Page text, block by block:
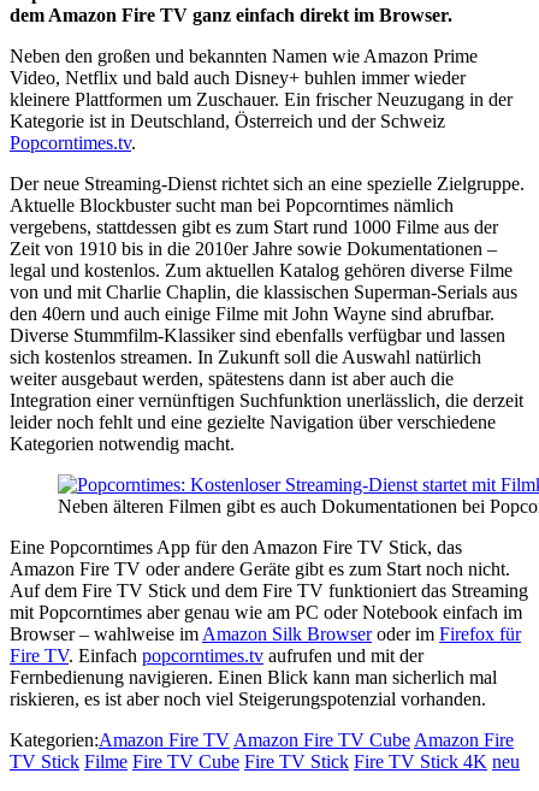
dem Amazon Fire TV ganz einfach direkt im Browser.
Neben den großen und bekannten Namen wie Amazon Prime
Video, Netflix und bald auch Disney+ buhlen immer wieder
kleinere Plattformen um Zuschauer. Ein frischer Neuzugang in der
Kategorie ist in Deutschland, Österreich und der Schweiz
Popcorntimes.tv.
Der neue Streaming-Dienst richtet sich an eine spezielle Zielgruppe.
Aktuelle Blockbuster sucht man bei Popcorntimes nämlich
vergebens, stattdessen gibt es zum Start rund 1000 Filme aus der
Zeit von 1910 bis in die 2010er Jahre sowie Dokumentationen –
legal und kostenlos. Zum aktuellen Katalog gehören diverse Filme
von und mit Charlie Chaplin, die klassischen Superman-Serials aus
den 40ern und auch einige Filme mit John Wayne sind abrufbar.
Diverse Stummfilm-Klassiker sind ebenfalls verfügbar und lassen
sich kostenlos streamen. In Zukunft soll die Auswahl natürlich
weiter ausgebaut werden, spätestens dann ist aber auch die
Integration einer vernünftigen Suchfunktion unerlässlich, die derzeit
leider noch fehlt und eine gezielte Navigation über verschiedene
Kategorien notwendig macht.
Neben älteren Filmen gibt es auch Dokumentationen bei
Eine Popcorntimes App für den Amazon Fire TV Stick, das
Amazon Fire TV oder andere Geräte gibt es zum Start noch nicht.
Auf dem Fire TV Stick und dem Fire TV funktioniert das Streaming
mit Popcorntimes aber genau wie am PC oder Notebook einfach im
Browser – wahlweise imAmazon Silk Browseroder im Firefox für
Fire TV. Einfach popcorntimes.tv aufrufen und mit der
Fernbedienung navigieren. Einen Blick kann man sicherlich mal
riskieren, es ist aber noch viel Steigerungspotenzial vorhanden.
Kategorien:Amazon Fire TVAmazon Fire TV CubeAmazon Fire
TV Stick Filme Fire TV Cube Fire TV Stick Fire TV Stick 4K neu